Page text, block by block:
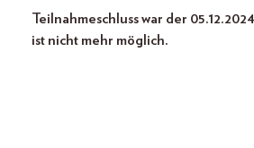
Teilnahmeschluss war der
ist nicht mehr möglich.